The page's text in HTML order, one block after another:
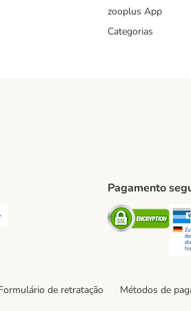
zooplus App
Categorias
Method
Shipping Method
Paack Shipping Method
Pagamento
de retratação Métodos de